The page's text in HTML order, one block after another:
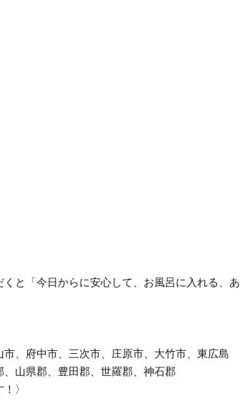
と「今日からに安心して、お風呂に入れる、あ
、府中市、三次市、庄原市、大竹市、東広島
山県郡、豊田郡、世羅郡、神石郡
〉